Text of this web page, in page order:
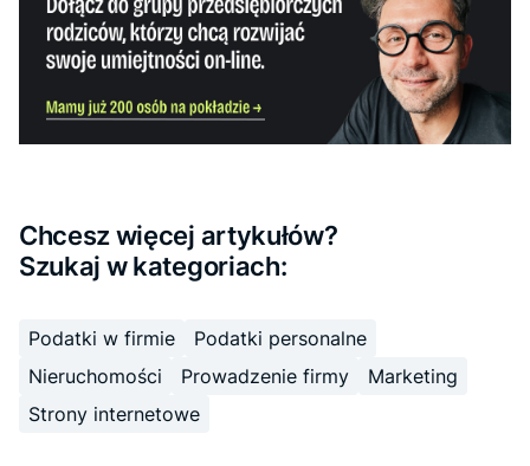
Chcesz więcej artykułów?
Szukaj w kategoriach:
Podatki w firmie
Podatki personalne
Nieruchomości
Prowadzenie firmy
Marketing
Strony internetowe